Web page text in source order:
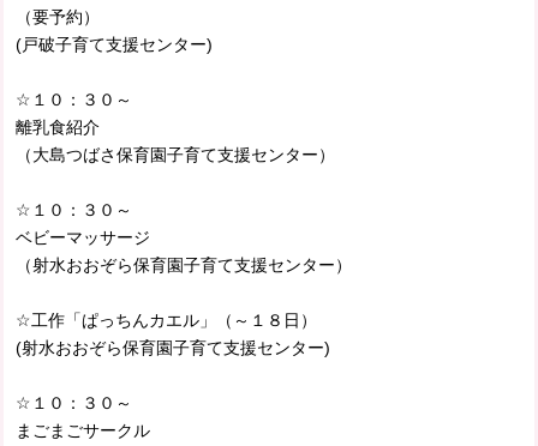
（要予約）
(戸破子育て支援センター)
☆１０：３０～
離乳食紹介
（大島つばさ保育園子育て支援センター）
☆１０：３０～
ベビーマッサージ
（射水おおぞら保育園子育て支援センター）
☆工作「ぱっちんカエル」（～１８日）
(射水おおぞら保育園子育て支援センター)
☆１０：３０～
まごまごサークル